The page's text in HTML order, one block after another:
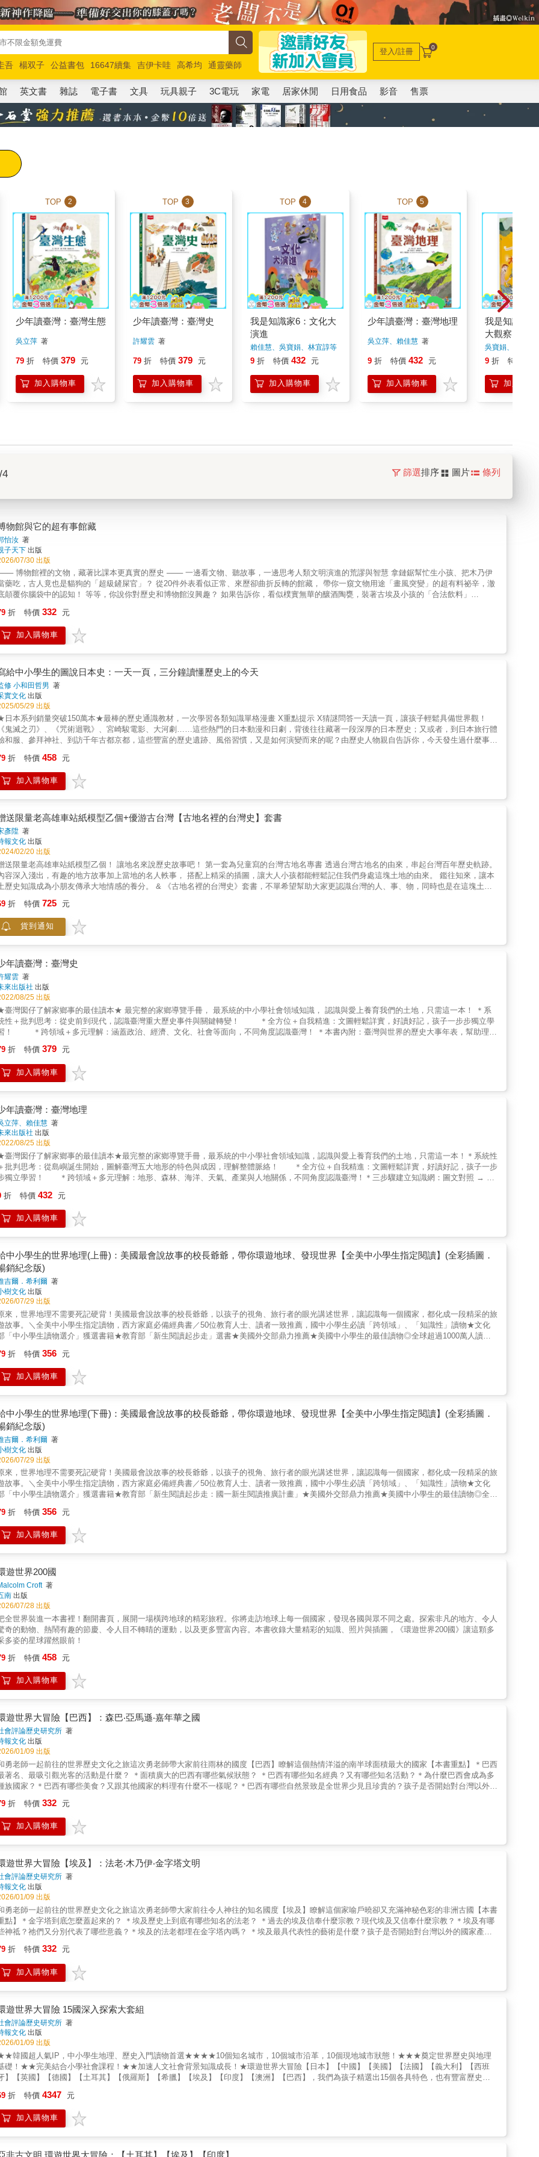
吾 楊双子 公益書包 16647續集 吉伊卡哇 高希均
通靈藥師
路邊攤新作
馬斯克 玩具總動員5 超慢跑
登入/註冊 0
英文書 雜誌 電子書 文具 玩具親子 3C電玩 家電 居家休閒 日用食品 影音 售票
TOP 2
少年讀臺灣：臺灣生態
吳立萍著
79 折 特價 379 元
加入購物車
TOP 3
少年讀臺灣：臺灣史
許耀雲著
79 折 特價 379 元
加入購物車
TOP 4
我是知識家6：文化大
演進
賴佳慧、吳寶娟、林宜諄等
著
9 折 特價 432 元
加入購物車
TOP 5
少年讀臺灣：臺灣地理
吳立萍、賴佳慧著
9 折 特價 432 元
加入購物車
我是知識家
大觀察
吳寶娟、陳季蘭
著
9 折 特價
加入購物
4 篩選排序 圖片 條列
物館與它的超有事館藏
怡汝 著
子天下 出版
07/30 出版
博物館裡的文物，藏著比課本更真實的歷史 ─── 一邊看文物、聽故事，一邊思考人類文明演進的荒謬與智慧 拿鏈鋸幫忙生小孩、把木乃伊
藥吃，古人竟也是貓狗的「超級鏟屎官」？ 從20件外表看似正常、來歷卻曲折反轉的館藏， 帶你一窺文物用途「畫風突變」的超有料祕辛，澈
你腦袋中的認知！ 等等，你說你對歷史和博物館沒興趣？ 如果告訴你，看似樸實無華的釀酒陶甕，裝著古埃及小孩的「合法飲料」
為了切木頭，而是為了幫孕婦「生小孩」？ 你確定真的不想進去看看嗎？ 本書挑選博物館裡那些最容易被跳過、讓人覺得「這有什麼好
？」的文物，訴說那些沒人教過你、藏在文物背後的真實歷史。從刻在古巴比倫泥板上的古代食譜，到讓法國貴夫人隨身帶著鑰匙的鎖蓋茶葉
，再到用金屬鏈條圈禁起來的《百科全書》，每件文物的背後，都有一段讓你懷疑自己從來沒真正學過歷史的故事。 ▶ 你以為醫學的起點是
洲某本知識百科，因為部分內容挑戰當代神權與政權，連讀一頁都可能讓你惹上麻煩。 作者化身成渡渡鳥館長，帶領大家看古代醫療、知
傳播、飲食文化與日常生活四大主題，讓那些沉默幾千年的文物，講述它們背後最出乎意料的故事。你會發現──歷史才不是出現在課本中、躺
博物館裡的冰冷存在，而是一段段活生生、荒誕卻真實的人類文明演進旅程。 一起打開書本、走進怪奇博物館的大門，讓渡渡鳥館長帶你走過
大主題： ◆ 你以為的醫療，不是你的醫療 從前的人們，是如何面對疾病、疼痛與未知？ ◆ 知識就是力量？ 書本、文字與學習，為什麼曾
如此珍貴？ ◆ 美食可不只有好吃 食物不只餵飽眾人，更牽動貿易、權力、流行與藝術。 ◆ 原來古人跟我們一樣！ 古人也愛貓愛狗、不想
，也需要抱怨來抒發心情。 每篇故事最後附上渡渡鳥館長的延伸思考，帶你從一件文物出發，重新看見教育平等、知識權力、飲食流變到
等當代議題。 話不多說，跟著渡渡鳥館長，一同走進第一個展區吧！ ◎ 本書特色 特色１ 結合歷史、公民等人文社科知識，用文物當
口，串起整體脈絡的學習。 特色２ 文中渡渡鳥館長不定時現身，補充說明沒收錄進正文，卻有趣且真實的當代實況轉播。 特色３ 每篇文末
延伸思考，包含教育平等、飲食文化、性別議題等，鼓勵讀者不只看歷史故事、接收知識，更能反思與提問。 博物館管理人、歷史文化推廣
高雄市陽明國中歷史教師、《開箱臺灣史》作者 神奇海獅｜歷史作家 馬雅人｜臉書「馬雅國駐臺辦事處」大使 張隆志｜前國立臺灣歷史博物館
長、中研院臺灣史研究所副研究員 黃星樺｜網路讀書節目「衣櫥裡的讀者」主講人 蔡政良｜國立臺灣史前文化博物館館長 謝哲青｜作家、知名
持人 （以首字筆畫排列） 「讓歷史有形體，讓文物不只是死物。有圖有真相，比親臨現場還有意思，古人的荒唐和幽默感都在這本書裡跳
了。」──Hazel｜《時間的女兒》Podcaster 「經典從不以價格衡量，而是因為耐人尋味。我逛博物館的心態是希望從館藏裡得到一個又一個
新的視角。作者把館藏寫得比時裝周伸展臺還更有戲，讓文物走下玻璃櫃，穿上幽默感。看完後我收藏在心的，不只是文物知識，更有琳琅滿目
界的眼光！」── Mr.布雷蕭｜時尚觀察家、專欄作家 「渡渡鳥館長一把幫讀者推開了歷史的任意門！一翻頁，你會發現原來文物背後的故事
然那麼有趣。那些古人日常看在今人眼裡簡直荒誕不經，但荒謬的本質仍是人類努力探索世界的勇氣與好奇。如果你是個害怕歷史的學生，或是
年想從歷史課逃跑的大人，快透過這本書生活化的奇聞軼事，重新和歷史和好吧！」──吳宜蓉｜高雄市陽明國中歷史教師、《開箱臺灣史》作
物館更聚焦在文物上，探討文物背後的故事，描繪一個理解的邏輯。讓我們在逛博
館時，不會只是走馬看花，更想要去研究、鑑賞，與展品神遊古代！」──馬雅人｜臉書「馬雅國駐臺辦事處」大使 「你或許認為，書當然是用
看的，香水是用來擦的，鳳梨是用來吃的。X光呢？醫院檢查用的！但你知道嗎？X光剛發明時，鞋店曾用它來看鞋子合不合腳。渡渡鳥館長帶
我們發現，原來世間萬物，都曾被人用需要想像力的方式使用過！」──黃星樺｜網路讀書節目「衣櫥裡的讀者」主講人
折 特價 332 元
加入購物車
給中小學生的圖說日本史：一天一頁，三分鐘讀懂歷史上的今天
修 小和田哲男 著
實文化 出版
05/29 出版
日本系列銷量突破150萬本★最棒的歷史通識教材，一次學習各類知識單格漫畫 X重點提示 X猜謎問答一天讀一頁，讓孩子輕鬆具備世界觀！
鬼滅之刃》、《咒術迴戰》、宮崎駿電影、大河劇……這些熱門的日本動漫和日劇，背後往往藏著一段深厚的日本歷史；又或者，到日本旅行體
和服、參拜神社、到訪千年古都京都，這些豐富的歷史遺跡、風俗習慣，又是如何演變而來的呢？由歷史人物親自告訴你，今天發生過什麼事！
史事件。只要每天花三分鐘閱讀，就能掌握歷史上的今天，發生了哪些影響世界的人事物。 作家夏目漱石的生日 金閣寺完工的日子 豐臣秀
統一天下的日子 鎌倉幕府滅亡的日子 忠犬八公銅像完工的日子……等全書透過豐富精采的單格漫畫、猜謎問答、看圖找不同……等有趣互
，不需要按照年表死記硬背，只要依據自己的喜好，對於有興趣的人事物留下印象，日後再與課堂及教科書的內容互相對照，就能加強記憶，提
……讓孩子在往後的人生當中，做出更好的選擇！【本書特色】・符合108課綱核心理念，讓孩子具備國際視野和尊重多元文化。・廣泛涉獵知
、培養閱讀習慣，成為「終生學習者」！【適讀年齡】7歲以上，國小中高年級到國中適讀
折 特價 458 元
加入購物車
送限量老高雄車站紙模型乙個+優游古台灣【古地名裡的台灣史】套書
彥陞 著
報文化 出版
02/20 出版
送限量老高雄車站紙模型乙個！ 讓地名來說歷史故事吧！ 第一套為兒童寫的台灣古地名專書 透過台灣古地名的由來，串起台灣百年歷史軌跡。
容深入淺出，有趣的地方故事加上當地的名人軼事， 搭配上精采的插圖，讓大人小孩都能輕鬆記住我們身處這塊土地的由來。 鑑往知來，讓本
歷史知識成為小朋友傳承大地情感的養分。 & 《古地名裡的台灣史》套書，不單希望幫助大家更認識台灣的人、事、物，同時也是在這塊土地
透過「當地人與事」短文，帶著大家認識與當地因緣匪淺的重要人物。 期待大家把本書當作邀請卡，跟著筆者一同踏上認識台灣的歷史之旅！
一部& 基隆市・台北市 第二部& 新北市 第三部& 桃園市・新竹縣・苗栗縣 第四部& 台中市・南投縣 第五部& 彰化縣・雲林縣・嘉義縣 第六
& 台南市 第七部& 高雄市・屏東縣 第八部& 宜蘭縣・花蓮縣・台東縣 第九部& 外島地區 & 本書特色 & ●套書附上台灣百年歷史地圖，看見歷
折 特價 725 元
貨到通知
年讀臺灣：臺灣史
耀雲 著
來出版社 出版
08/25 出版
囡仔了解家鄉事的最佳讀本★ 最完整的家鄉導覽手冊， 最系統的中小學社會領域知識， 認識與愛上養育我們的土地，只需這一本！ ＊系
＋批判思考：從史前到現代，認識臺灣重大歷史事件與關鍵轉變！ ＊全方位＋自我精進：文圖輕鬆詳實，好讀好記，孩子一步步獨立學
文化、社會等面向，不同角度認識臺灣！ ＊本書內附：臺灣與世界的歷史大事年表，幫助理解
人事物物概念、了解脈絡與關鍵點，就不用記人名、背名詞！ 明明讀了書，歷史還是考不好？闔上書也說不出重點？為什麼？ 因
歷史除了看故事記名詞，更重要的是理解事件來龍去脈與關鍵！ 例如關於臺灣的史前文化，本書帶你這樣學── ＊先看史事！一萬八千
前，臺東的長濱文化人為了吃骨髓，會使用礫石砍器力敲骨頭。 ＊提問！這塊考古挖出來的石頭看起來很普通，有什麼特別？仔細看石器上
代如何接軌？明鄭時期的臺灣是什麼情況？清朝的臺灣如何在邊陲卻隱隱發光，漸漸躍上世界舞台。別忘了臺灣被日人統治時的無奈與角色，中
民國政府來臺後，臺灣的轉變──難以磨滅的二二八、外交挫敗中逐漸飛躍的經濟發展，以及今日讓世界無法忽視的多元包容與民主成就！ 帶著
的好奇，翻開《少年讀臺灣──臺灣史》，跟著書中精采圖文認識臺灣！
折 特價 379 元
加入購物車
年讀臺灣：臺灣地理
立萍、賴佳慧 著
來出版社 出版
08/25 出版
臺灣囡仔了解家鄉事的最佳讀本★最完整的家鄉導覽手冊，最系統的中小學社會領域知識，認識與愛上養育我們的土地，只需這一本！＊系統性
批判思考：從島嶼誕生開始，圖解臺灣五大地形的特色與成因，理解整體脈絡！ ＊全方位＋自我精進：文圖輕鬆詳實，好讀好記，孩子一步
獨立學習！ ＊跨領域＋多元理解：地形、森林、海洋、天氣、產業與人地關係，不同角度認識臺灣！＊三步驟建立知識網：圖文對照 → 提
、背地名！為什麼臺灣是高山島？平原這麼少？ 看了許多書，也努力記，但每次被問到這類問題，舌頭瞬間打結……怎麼辦？看圖學地理！地
是空間與時間的產物，了解它的最好方法是實地探境。不過由於許多地方無法親身經歷，就用精彩的插畫照片幫助學習！《少年讀臺灣──臺灣
理》每頁都有精彩插畫與照片，比如「為什麼臺灣是高山島？平原這麼少？」這個疑問，我們帶你這樣學── ＊圖、文一起看！先在世界板
灣平原面積比較少的原因之一。另外臺灣右邊是深海……此外還有＊宜蘭沒有水庫，為什麼從來不缺水的祕密。 ＊香Ｑ的池上米，好吃的祕訣
地理有關？！＊黑潮其實很清澈，那為什麼以「黑潮」？ 最後，還會告訴你：島上兩千三百萬人哪裡來？臺北什麼時候超越臺南成為最大
市？為什麼中國與臺灣都有「東石」這地方？以及這些看起來跟地理沒關係的知識，為什麼會收入本書裡！帶著你的好奇，翻開《少年讀臺灣
臺灣地理》，跟著書中精采圖文認識臺灣！
折 特價 432 元
加入購物車
中小學生的世界地理(上冊)：美國最會說故事的校長爺爺，帶你環遊地球、發現世界【全美中小學生指定閱讀】(全彩插圖．
銷紀念版)
吉爾．希利爾 著
樹文化 出版
07/29 出版
來，世界地理不需要死記硬背！美國最會說故事的校長爺爺，以孩子的視角、旅行者的眼光講述世界，讓認識每一個國家，都化成一段精采的旅
故事。＼全美中小學生指定讀物，西方家庭必備經典書／50位教育人士、讀者一致推薦，國中小學生必讀「跨領域」、「知識性」讀物★文化
「中小學生讀物選介」獲選書籍★教育部「新生閱讀起步走」選書★美國外交部鼎力推薦★美國中小學生的最佳讀物◎全球超過1000萬人讀過
美、南美，到西歐、南歐與中歐，一起發現世界各地最有趣的地理祕密！Q1：只要伸出左手，墨西哥灣的樣貌就會出現在眼前？Q2：把歐洲地
轉半圈，就會看見一個愛踢足球的老奶奶？Q3：冰島雖然叫「冰」島，卻到處都是火山與溫泉？Q4：「阿根廷」是銀子之都的意思，但當地的
礦資源卻很少？讓了解每一個國家，都像親身踏上那片土地，學習地理不再只是記憶與背誦，而是一場充滿驚奇的世界探索之旅！【閱讀關鍵與
宣配備
折 特價 356 元
加入購物車
中小學生的世界地理(下冊)：美國最會說故事的校長爺爺，帶你環遊地球、發現世界【全美中小學生指定閱讀】(全彩插圖．
銷紀念版)
吉爾．希利爾 著
樹文化 出版
07/29 出版
來，世界地理不需要死記硬背！美國最會說故事的校長爺爺，以孩子的視角、旅行者的眼光講述世界，讓認識每一個國家，都化成一段精采的旅
故事。＼全美中小學生指定讀物，西方家庭必備經典書／50位教育人士、讀者一致推薦，國中小學生必讀「跨領域」、「知識性」讀物★文化
「中小學生讀物選介」獲選書籍★教育部「新生閱讀起步走：國一新生閱讀推廣計畫」★美國外交部鼎力推薦★美國中小學生的最佳讀物◎全球
即將出發，從北歐、東歐、亞洲、非洲到大洋洲，一起來看見世界各地最有趣的地理知識！Q1：泰國旁邊的馬來半島，看起來就像一隻大象伸
來的鼻子？Q2：世界上真的有《聖經》中提到的「伊甸園」？Q3：愛斯基摩人和印地安人，其實都是中國人的後裔？Q4：如果地球是玻璃做
，美國人一低頭就可以看到印度了？讓了解每一個國家，都像親身踏上那片土地，學習地理不再只是記憶與背誦，而是一場充滿驚奇的世界探索
理解。本書特色文宣配備
折 特價 356 元
加入購物車
遊世界200國
Croft著
南 出版
07/28 出版
全世界裝進一本書裡！翻開書頁，展開一場橫跨地球的精彩旅程。你將走訪地球上每一個國家，發現各國與眾不同之處。探索非凡的地方、令人
奇的動物、熱鬧有趣的節慶、令人目不轉睛的運動，以及更多豐富內容。本書收錄大量精彩的知識、照片與插圖，《環遊世界200國》讓這顆多
多姿的星球躍然眼前！
折 特價 458 元
加入購物車
遊世界大冒險【巴西】：森巴‧亞馬遜‧嘉年華之國
會評論歷史研究所 著
報文化 出版
01/09 出版
勇老師一起前往的世界歷史文化之旅這次勇老師帶大家前往雨林的國度【巴西】瞭解這個熱情洋溢的南半球面積最大的國家【本書重點】＊巴西
著名、最吸引觀光客的活動是什麼？ ＊面積廣大的巴西有哪些氣候狀態？ ＊巴西有哪些知名經典？又有哪些知名活動？＊為什麼巴西會成為多
族國家？＊巴西有哪些美食？又跟其他國家的料理有什麼不一樣呢？＊巴西有哪些自然景致是全世界少見且珍貴的？孩子是否開始對台灣以外的
世界大冒險吧！每本書都是十站各個國家的重點地區，簡單但深入地帶領孩子瞭解世界歷史、文化和地理環境。【本書特色】1.小學開始瞭解世
歷史文化，中學開始學習無縫接軌。2.培養孩子的好奇心，藉由瞭解其他國家與台灣的關係，掌握世界局勢。3.與父母去旅行時，可以更融入當
民情中，豐富五感。4.一次十站，搭配互動式內容，閱讀時更能融入情境。5.每篇最後小遊戲，利用貼紙與地圖，動手複習，趣味性高。
折 特價 332 元
加入購物車
遊世界大冒險【埃及】：法老‧木乃伊‧金字塔文明
會評論歷史研究所 著
報文化 出版
01/09 出版
勇老師一起前往的世界歷史文化之旅這次勇老師帶大家前往令人神往的知名國度【埃及】瞭解這個家喻戶曉卻又充滿神秘色彩的非洲古國【本書
點】＊金字塔到底怎麼蓋起來的？ ＊埃及歷史上到底有哪些知名的法老？ ＊過去的埃及信奉什麼宗教？現代埃及又信奉什麼宗教？＊埃及有哪
神祗？祂們又分別代表了哪些意義？＊埃及的法老都埋在金字塔內嗎？ ＊埃及最具代表性的藝術是什麼？孩子是否開始對台灣以外的國家產生
險吧！每本書都是十站各個國家的重點地區，簡單但深入地帶領孩子瞭解世界歷史、文化和地理環境。【本書特色】1.小學開始瞭解世界歷史文
，中學開始學習無縫接軌。2.培養孩子的好奇心，藉由瞭解其他國家與台灣的關係，掌握世界局勢。3.與父母去旅行時，可以更融入當地民情
，豐富五感。4.一次十站，搭配互動式內容，閱讀時更能融入情境。5.每篇最後小遊戲，利用貼紙與地圖，動手複習，趣味性高。
折 特價 332 元
加入購物車
遊世界大冒險 15國深入探索大套組
會評論歷史研究所 著
報文化 出版
01/09 出版
韓國超人氣IP，中小學生地理、歷史入門讀物首選★★★★10個知名城市，10個城市沿革，10個現地城市狀態！★★★奠定世界歷史與地理
礎！★★完美結合小學社會課程！★★加速人文社會背景知識成長！★環遊世界大冒險【日本】【中國】【美國】【法國】【義大利】【西班
】【英國】【德國】【土耳其】【俄羅斯】【希臘】【埃及】【印度】【澳洲】【巴西】，我們為孩子精選出15個各具特色，也有豐富歷史文
台灣以外的國家產生興趣了呢？無論是課業需求或旅遊需求，瞭解世界上的其他國家，都是各國小朋友的學習趨勢與必備知識，現在就讓勇老師
著孩子們環遊世界大冒險吧！每本書都是十站各個國家的重點地區，簡單但深入地帶領孩子瞭解世界歷史、文化和地理環境。【本書特色】1.小
開始瞭解世界歷史文化，中學開始學習無縫接軌。2.培養孩子的好奇心，藉由瞭解其他國家與台灣的關係，掌握世界局勢。3.與父母去旅行時，
折 特價 4347 元
加入購物車
非古文明 環遊世界大冒險：【土耳其】【埃及】【印度】